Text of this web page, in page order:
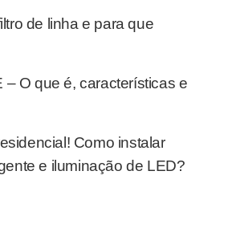
de linha e para que
– O que é, características e
Como instalar
e iluminação de LED?